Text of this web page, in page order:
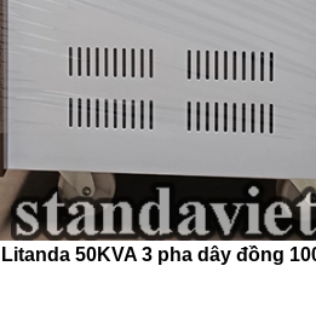
50KVA 3 pha dây đồng